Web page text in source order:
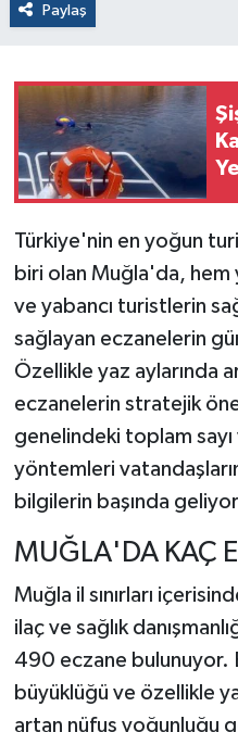
Paylaş
Türkiye'nin en yoğun
biri olan Muğla'da, hem
ve yabancı turistlerin
sağlayan eczanelerin
Özellikle yaz aylarında
eczanelerin stratejik
genelindeki toplam
yöntemleri
bilgilerin başında
MUĞLA'DA KAÇ
Muğla il sınırları
ilaç ve sağlık
490 eczane bulunuyor.
büyüklüğü ve özellikle
artan nüfus yoğunluğu